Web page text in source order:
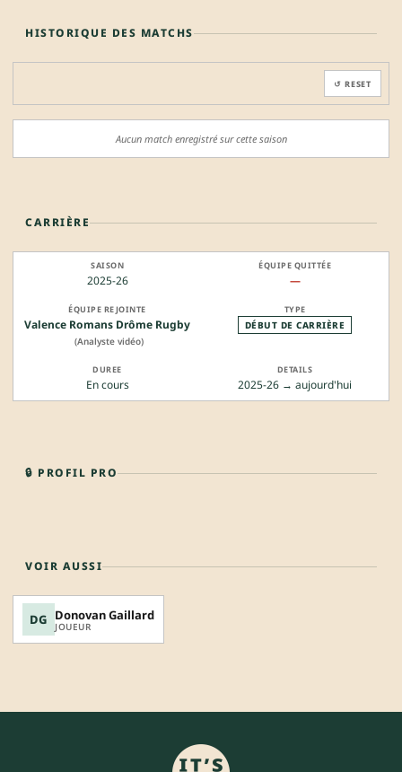
HISTORIQUE DES MATCHS
↺ RESET
Aucun match enregistré sur cette saison
CARRIÈRE
2025-26 —
Valence Romans Drôme Rugby
(Analyste vidéo)
DÉBUT DE CARRIÈRE
En cours 2025-26 → aujourd'hui
🔒 PROFIL PRO
VOIR AUSSI
DG Donovan Gaillard
JOUEUR